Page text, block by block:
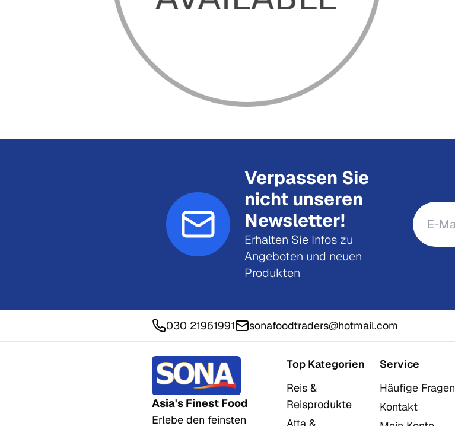
Verpassen Sie
nicht unseren
Newsletter!
Erhalten Sie Infos zu
Angeboten und neuen
Produkten
030 21961991 sonafoodtraders@hotmail.com
Asia's Finest Food
Erlebe den feinsten
Top Kategorien
Reis &
Reisprodukte
Atta &
Service
Häufige Fragen
Kontakt